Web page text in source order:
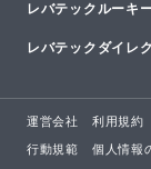
レバテックルーキ
レバテックダイレ
運営会社 利用規約
行動規範 個人情報